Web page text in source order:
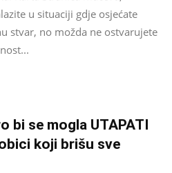
u situaciji gdje osjećate
stvar, no možda ne ostvarujete
bi se mogla UTAPATI
koji brišu sve